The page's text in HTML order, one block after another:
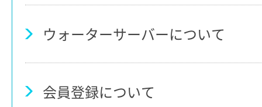
ウォーターサーバーについて
会員登録について